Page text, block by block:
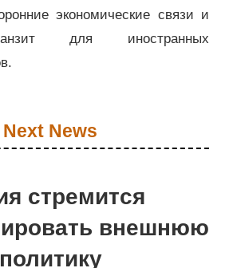
экономические связи и
для иностранных
Next News
стремится
внешнюю
политику